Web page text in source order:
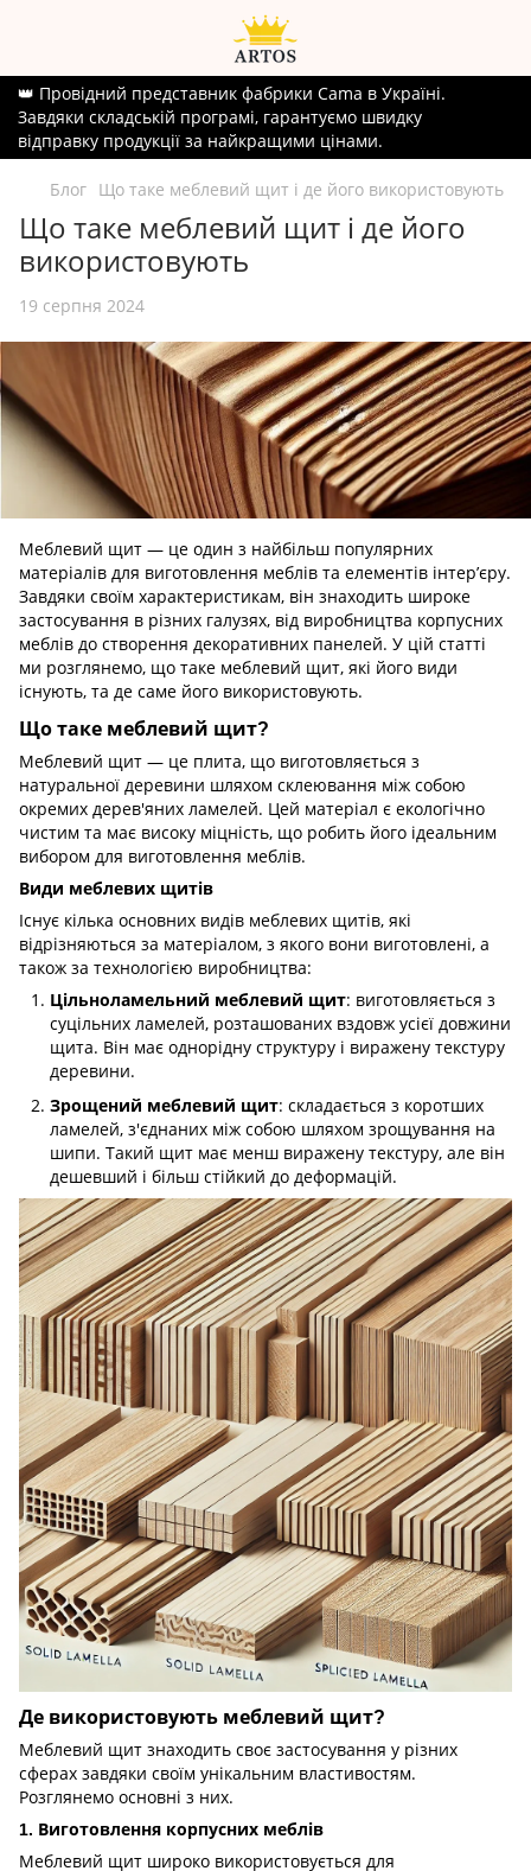
👑 Провідний представник фабрики Cama в Україні.
Завдяки складській програмі, гарантуємо швидку
відправку продукції за найкращими цінами.
Блог Що таке меблевий щит і де його використовують
Що таке меблевий щит і де його
використовують
19 серпня 2024
Меблевий щит — це один з найбільш популярних
матеріалів для виготовлення меблів та елементів інтер’єру.
Завдяки своїм характеристикам, він знаходить широке
застосування в різних галузях, від виробництва корпусних
меблів до створення декоративних панелей. У цій статті
ми розглянемо, що таке меблевий щит, які його види
існують, та де саме його використовують.
Що таке меблевий щит?
Меблевий щит — це плита, що виготовляється з
натуральної деревини шляхом склеювання між собою
окремих дерев'яних ламелей. Цей матеріал є екологічно
чистим та має високу міцність, що робить його ідеальним
вибором для виготовлення меблів.
Види меблевих щитів
Існує кілька основних видів меблевих щитів, які
відрізняються за матеріалом, з якого вони виготовлені, а
також за технологією виробництва:
Цільноламельний меблевий щит: виготовляється з
суцільних ламелей, розташованих вздовж усієї довжини
щита. Він має однорідну структуру і виражену текстуру
деревини.
Зрощений меблевий щит: складається з коротших
ламелей, з'єднаних між собою шляхом зрощування на
шипи. Такий щит має менш виражену текстуру, але він
дешевший і більш стійкий до деформацій.
Де використовують меблевий щит?
Меблевий щит знаходить своє застосування у різних
сферах завдяки своїм унікальним властивостям.
Розглянемо основні з них.
1. Виготовлення корпусних меблів
Меблевий щит широко використовується для